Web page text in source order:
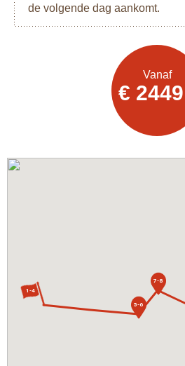
de volgende dag aankomt.
Offerte
aanvragen
1-4
5-6
7-8